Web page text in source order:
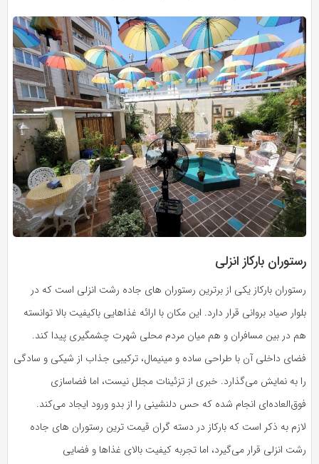
رستوران بارکاز انزلی
رستوران بارکاز یکی از برترین رستوران های جاده رشت انزلی است که در
بلوار صیاد بروانی قرار دارد. این مکان با ارائه غذاهایی باکیفیت بالا توانسته
هم در بین مسافران و هم میان مردم محلی شهرت چشمگیری پیدا کند.
فضای داخلی آن با طراحی ساده و مینیمال، ترکیبی جذاب از شیکی و سادگی
را به نمایش می‌گذارد. خبری از تزئینات مجلل نیست، اما فضاسازی
فوق‌العاده‌ای انجام شده که حس دلنشینی را از بدو ورود ایجاد می‌کند.
لازم به ذکر است که بارکاز در دسته گران قیمت ترین رستوران های جاده
رشت انزلی قرار می‌گیرد، اما تجربه کیفیت بالای غذاها و فضایی